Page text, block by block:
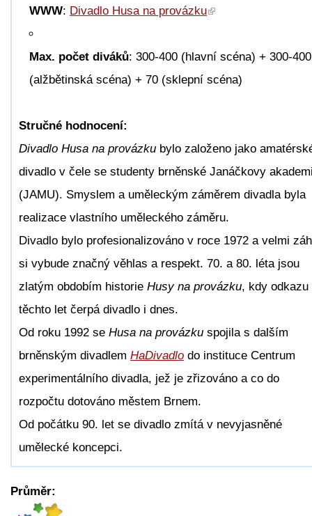
WWW: Divadlo Husa na provázku
Max. počet diváků: 300-400 (hlavní scéna) + 300-400
(alžbětinská scéna) + 70 (sklepní scéna)
Stručné hodnocení:
Divadlo Husa na provázku bylo založeno jako
divadlo v čele se studenty brněnské Janáčkovy
(JAMU). Smyslem a uměleckým záměrem divadla byla
realizace vlastního uměleckého záměru.
Divadlo bylo profesionalizováno v roce 1972 a velmi
si vybude značný věhlas a respekt. 70. a 80. léta jsou
zlatým obdobím historie Husy na provázku, kdy odkazu
těchto let čerpá divadlo i dnes.
Od roku 1992 se Husa na provázku spojila s dalším
brněnským divadlem HaDivadlo do instituce Centrum
experimentálního divadla, jež je zřizováno a co do
rozpočtu dotováno městem Brnem.
Od počátku 90. let se divadlo zmítá v nevyjasněné
umělecké koncepci.
Průměr: